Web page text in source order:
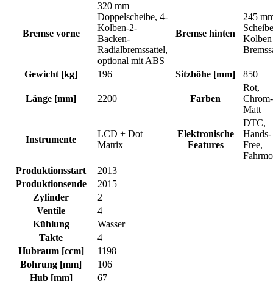
Bremse vorne
320 mm
Doppelscheibe, 4-
Kolben-2-
Backen-
Radialbremssattel,
optional mit ABS
Bremse hinten
245
Kolben
Gewicht [kg] 196 Sitzhöhe [mm] 850
Länge [mm] 2200 Farben
Rot,
Chrom-
Matt
Instrumente
LCD + Dot
Matrix
Elektronische
Features
DTC,
Hands-
Free,
Produktionsstart
2013
Produktionsende
2015
Zylinder
2
Ventile
4
Kühlung
Wasser
Takte
4
Hubraum [ccm]
1198
Bohrung [mm]
106
Hub [mm]
67